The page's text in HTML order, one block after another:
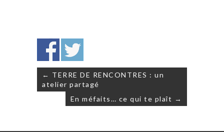
Navigation
de
l’article
← TERRE DE RENCONTRES : un
atelier partagé
En méfaits… ce qui te plaît →